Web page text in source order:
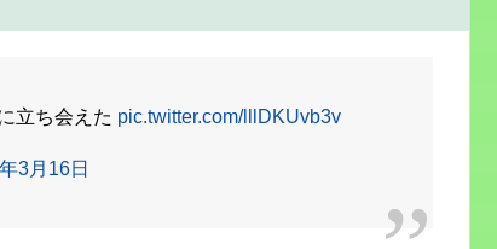
立ち会えた pic.twitter.com/lllDKUvb3v
3月16日